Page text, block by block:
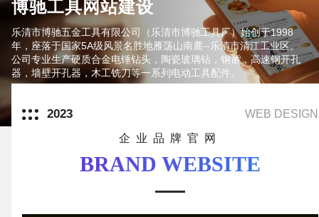
博驰工具网站建设
乐清市博驰五金工具有限公司（乐清市博驰工具厂）始创于1998
年，座落于国家5A级风景名胜地雁荡山南麓--乐清市清江工业区。
公司专业生产硬质合金电锤钻头，陶瓷玻璃钻，钢凿，高速钢开孔
器，墙壁开孔器，木工铣刀等一系列电动工具配件。
2023
WEB DESIGN
企业品牌官网
BRAND WEBSITE